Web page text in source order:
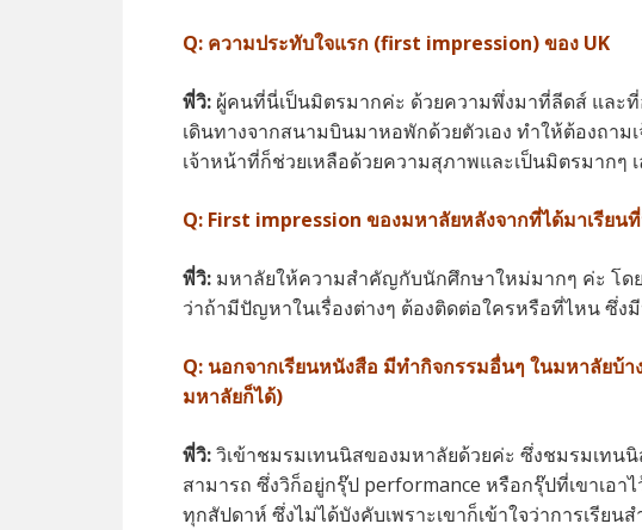
Q: ความประทับใจแรก (first impression) ของ UK
พี่วิ: ผู้คนที่นี่เป็นมิตรมากค่ะ ด้วยความพึ่งมาที่ลีดส์ และที่
เดินทางจากสนามบินมาหอพักด้วยตัวเอง ทำให้ต้องถาม
เจ้าหน้าที่ก็ช่วยเหลือด้วยความสุภาพและเป็นมิตรมากๆ
Q: First impression ของมหาลัยหลังจากที่ได้มาเรียน
พี่วิ: มหาลัยให้ความสำคัญกับนักศึกษาใหม่มากๆ ค่ะ โด
ว่าถ้ามีปัญหาในเรื่องต่างๆ ต้องติดต่อใครหรือที่ไหน ซึ่ง
Q: นอกจากเรียนหนังสือ มีทำกิจกรรมอื่นๆ ในมหาลัยบ้
มหาลัยก็ได้)
พี่วิ:วิเข้าชมรมเทนนิสของมหาลัยด้วยค่ะ ซึ่งชมรมเทน
สามารถ ซึ่งวิก็อยู่กรุ๊ป performance หรือกรุ๊ปที่เขาเอ
ทุกสัปดาห์ ซึ่งไม่ได้บังคับเพราะเขาก็เข้าใจว่าการเรีย